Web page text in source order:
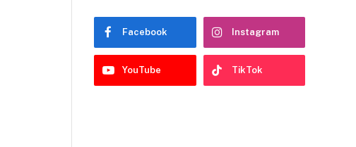
Facebook Instagram
YouTube TikTok